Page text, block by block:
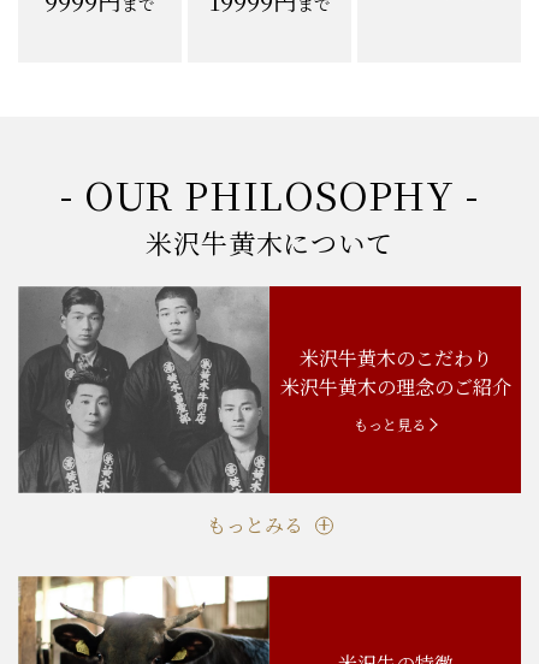
- OUR PHILOSOPHY -
米沢牛黄木について
米沢牛黄木のこだわり
米沢牛黄木の理念のご紹介
もっと見る
もっとみる